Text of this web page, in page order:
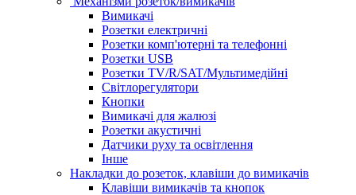
Вимикачі
Розетки електричні
Розетки комп'ютерні та телефонні
Розетки USB
Розетки TV/R/SAT/Мультимедійні
Світлорегулятори
Кнопки
Вимикачі для жалюзі
Розетки акустичні
Датчики руху та освітлення
Інше
Накладки до розеток, клавіши до вимикачів
Клавіши вимикачів та кнопок